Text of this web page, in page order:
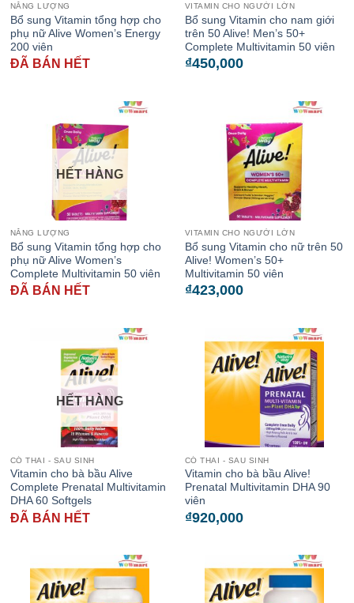
NĂNG LƯỢNG
Bổ sung Vitamin tổng hợp cho
phụ nữ Alive Women’s Energy
200 viên
ĐÃ BÁN HẾT
VITAMIN CHO NGƯỜI LỚN
Bổ sung Vitamin cho nam giới
trên 50 Alive! Men’s 50+
Complete Multivitamin 50 viên
₫450,000
HẾT HÀNG
NĂNG LƯỢNG
Bổ sung Vitamin tổng hợp cho
phụ nữ Alive Women’s
Complete Multivitamin 50 viên
ĐÃ BÁN HẾT
VITAMIN CHO NGƯỜI LỚN
Bổ sung Vitamin cho nữ trên 50
Alive! Women’s 50+
Multivitamin 50 viên
₫423,000
HẾT HÀNG
CÓ THAI - SAU SINH
Vitamin cho bà bầu Alive
Complete Prenatal Multivitamin
DHA 60 Softgels
ĐÃ BÁN HẾT
CÓ THAI - SAU SINH
Vitamin cho bà bầu Alive!
Prenatal Multivitamin DHA 90
viên
₫920,000